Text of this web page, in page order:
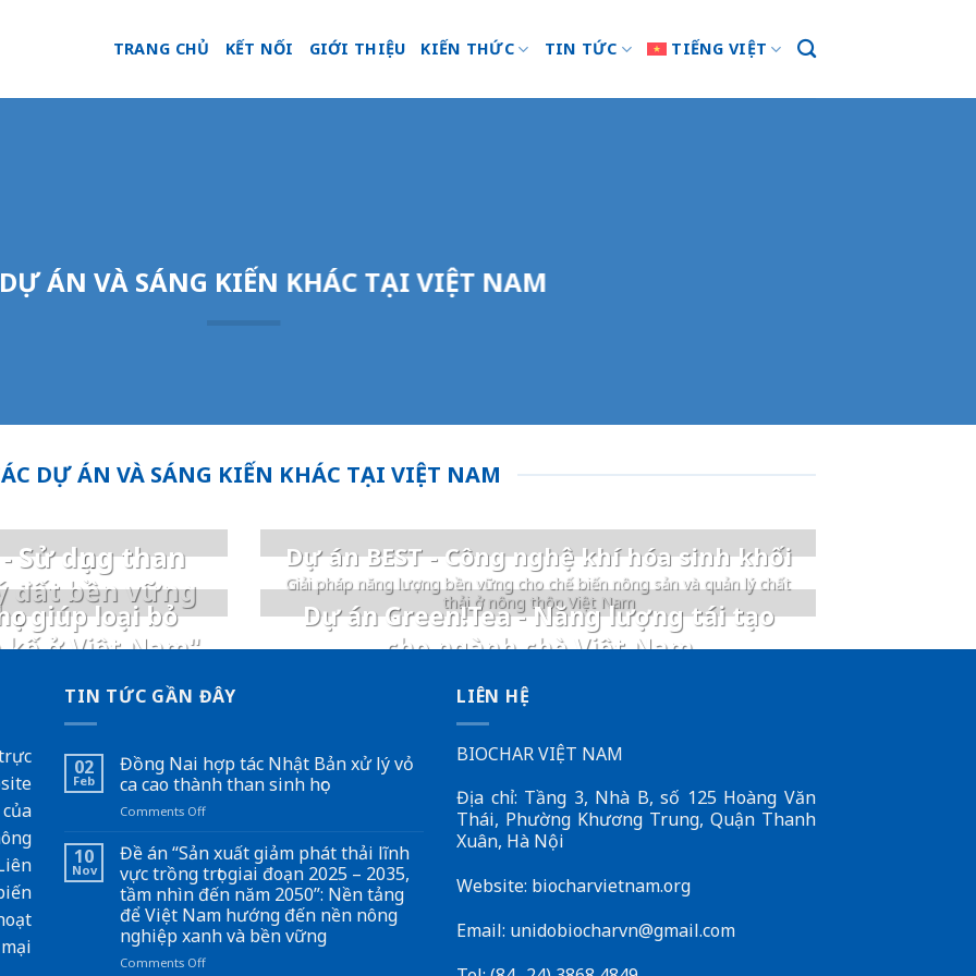
TRANG CHỦ KẾT NỐI GIỚI THIỆU KIẾN THỨC TIN TỨC TIẾNG VIỆT
ÁN VÀ SÁNG KIẾN KHÁC TẠI VIỆT NAM
DỰ ÁN VÀ SÁNG KIẾN KHÁC TẠI VIỆT NAM
Sử dụng than
đất bền vững
Dự án BEST - Công nghệ khí hóa sinh khối
Giải pháp năng lượng bền vững cho chế biến nông sản và quản lý chất
thải ở nông thôn Việt Nam
giúp loại bỏ
ở Việt Nam"
Dự án Green!Tea - Năng lượng tái tạo
cho ngành chè Việt Nam
TIN TỨC GẦN ĐÂY
02
Feb
Đồng Nai hợp tác Nhật Bản xử lý vỏ
ca cao thành than sinh học
Comments Offon
Nai
hợp
tác
Nhật
Bản
xử
lý
10
Nov
Đề án “Sản xuất giảm phát thải lĩnh
vực trồng trọt giai đoạn 2025 – 2035,
tầm nhìn đến năm 2050”: Nền tảng
để Việt Nam hướng đến nền nông
nghiệp xanh và bền vững
Comments Offon
LIÊN HỆ
BIOCHAR VIỆT NAM
Địa chỉ: Tầng 3, Nhà B, số 125 Hoàng Văn
Thái, Phường Khương Trung, Quận Thanh
Xuân, Hà Nội
Website: biocharvietnam.org
Email: unidobiocharvn@gmail.com